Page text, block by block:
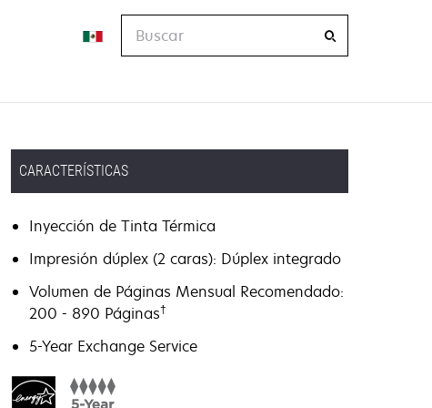
CARACTERÍSTICAS
Inyección de Tinta Térmica
Impresión dúplex (2 caras): Dúplex integrado
Volumen de Páginas Mensual Recomendado:
200 - 890 Páginas†
5-Year Exchange Service